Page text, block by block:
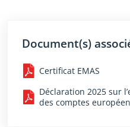
Document(s)
Certificat EMAS
Déclaration 2025 sur
des comptes